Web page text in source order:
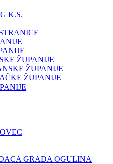
K.S.
ŽUPANIJE
ŽUPANIJE
ŽUPANIJE
GRADA OGULINA